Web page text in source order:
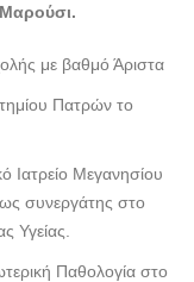
με βαθμό Άριστα
Πατρών το
Ιατρείο Μεγανησίου
συνεργάτης στο
Υγείας.
Παθολογία στο